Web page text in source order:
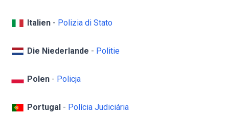
Italien - Polizia di Stato
Die Niederlande - Politie
Polen - Policja
Portugal - Polícia Judiciária